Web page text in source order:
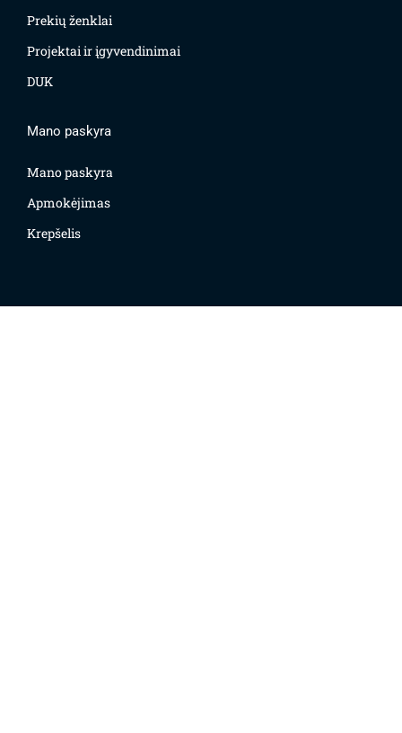
Prekių ženklai
Projektai ir įgyvendinimai
DUK
Mano paskyra
Mano paskyra
Apmokėjimas
Krepšelis